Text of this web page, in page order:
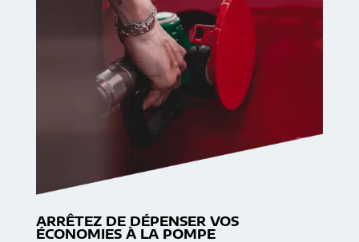
ARRÊTEZ DE DÉPENSER VOS
ÉCONOMIES À LA POMPE